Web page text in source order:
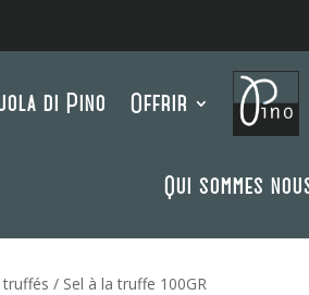
di Pino Offrir
Qui sommes
/ Sel à la truffe 100GR